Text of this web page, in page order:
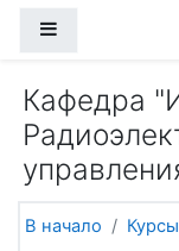
Кафедра
В начало
Курсы